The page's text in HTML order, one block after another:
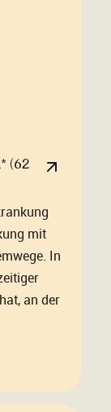
(62
mit
In
an der